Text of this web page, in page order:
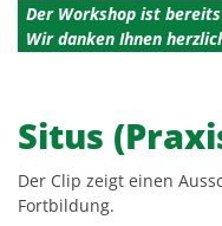
Der Workshop ist
Wir danken Ihnen
Situs
Der Clip zeigt einen
Fortbildung.